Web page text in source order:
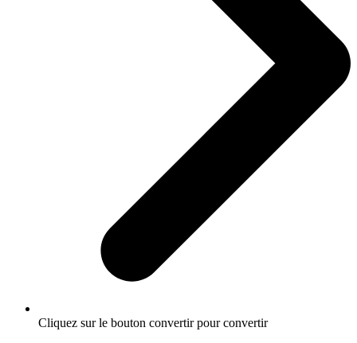
Cliquez sur le bouton convertir pour convertir